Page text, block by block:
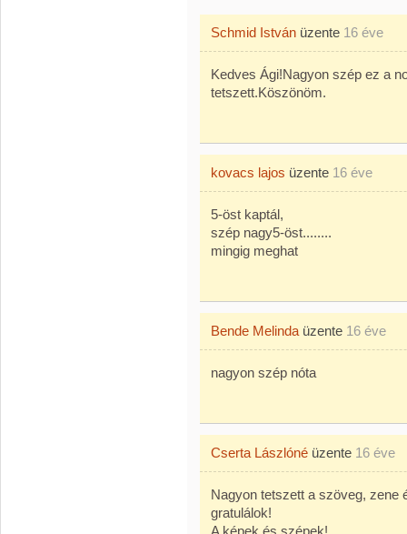
Schmid István üzente 16 éve
Kedves Ági!Nagyon szép ez a
tetszett.Köszönöm.
kovacs lajos üzente 16 éve
5-öst kaptál,
szép nagy5-öst........
mingig meghat
Bende Melinda üzente 16 éve
nagyon szép nóta
Cserta Lászlóné üzente 16 éve
Nagyon tetszett a szöveg, zene
gratulálok!
A képek és szépek!